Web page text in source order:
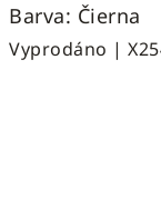
Barva: Čierna
Vyprodáno |